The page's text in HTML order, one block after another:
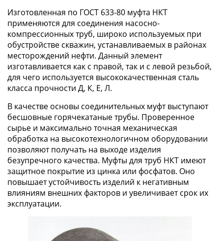
Изготовленная по ГОСТ 633-80 муфта НКТ
применяются для соединения насосно-
компрессионных труб, широко используемых при
обустройстве скважин, устанавливаемых в районах
месторождений нефти. Данный элемент
изготавливается как с правой, так и с левой резьбой,
для чего используется высококачественная сталь
класса прочности Д, К, Е, Л.
В качестве основы соединительных муфт выступают
бесшовные горячекатаные трубы. Проверенное
сырье и максимально точная механическая
обработка на высокотехнологичном оборудовании
позволяют получать на выходе изделия
безупречного качества. Муфты для труб НКТ имеют
защитное покрытие из цинка или фосфатов. Оно
повышает устойчивость изделий к негативным
влияниям внешних факторов и увеличивает срок их
эксплуатации.